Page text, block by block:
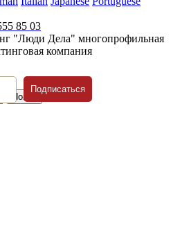
85 03
"Люди Дела" многопрофильная
компания
Подписаться